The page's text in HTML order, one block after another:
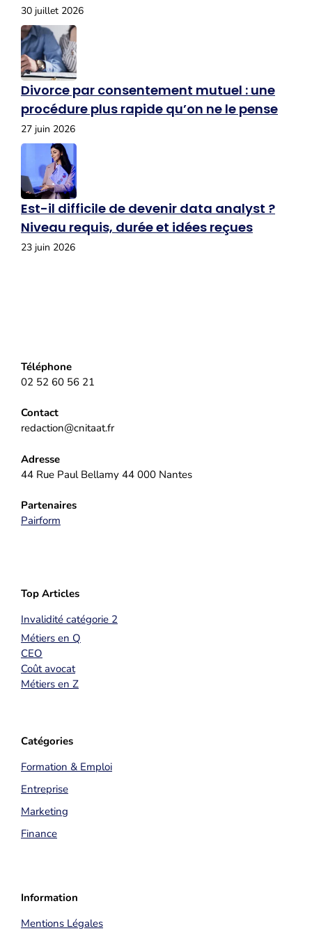
30 juillet 2026
Divorce par consentement mutuel : une
procédure plus rapide qu’on ne le pense
27 juin 2026
Est-il difficile de devenir data analyst ?
Niveau requis, durée et idées reçues
23 juin 2026
Téléphone
02 52 60 56 21
Contact
redaction@cnitaat.fr
Adresse
44 Rue Paul Bellamy 44 000 Nantes
Partenaires
Pairform
Top Articles
Invalidité catégorie 2
Métiers en Q
CEO
Coût avocat
Métiers en Z
Catégories
Formation & Emploi
Entreprise
Marketing
Finance
Information
Mentions Légales